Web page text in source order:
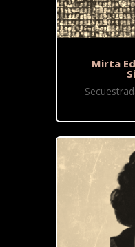
Mirta